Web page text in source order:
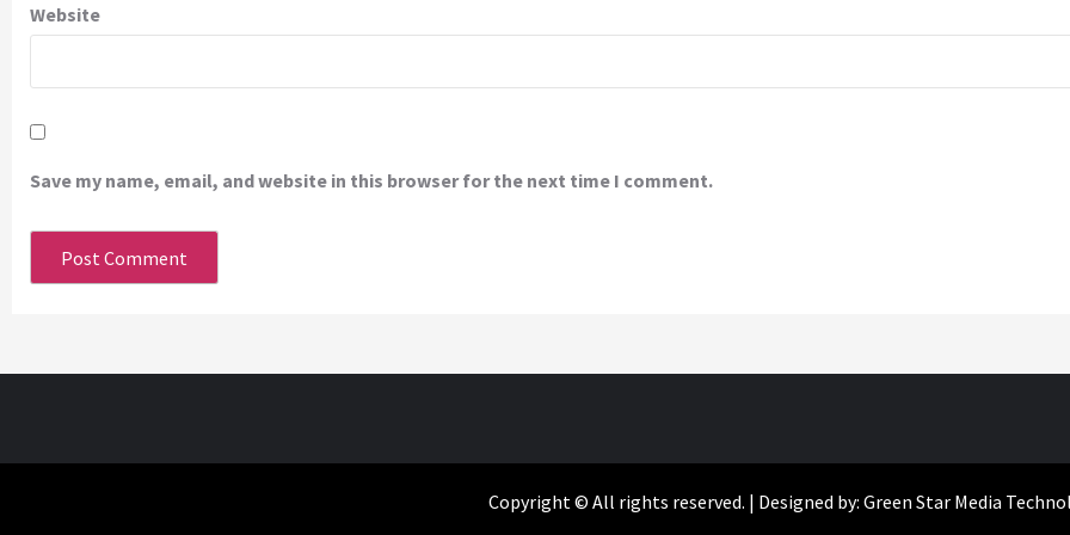
Website
Save my name, email, and website in this browser for the next time I comment.
Copyright © All rights reserved. | Designed by: Green Star Media